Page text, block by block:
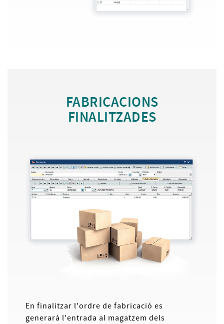
FABRICACIONS
FINALITZADES
En finalitzar l'ordre de fabricació es
generarà l'entrada al magatzem dels